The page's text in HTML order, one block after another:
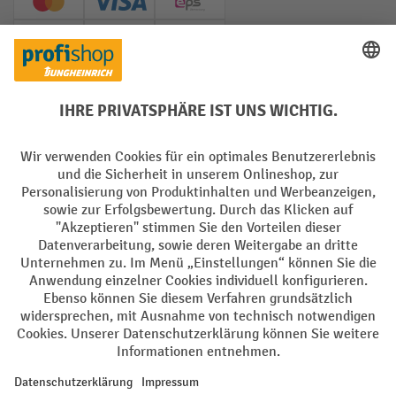
Creditcard (Master)Creditcard (Visa)
EPS
PayPal
Soziale Netzwerke
Impressum Datenschutz
Barrierefreiheit Privacy Settings
Alle Preise exkl. gesetzl. Mehrwertsteuer zzgl.Versandkostenund ggf.
Nachnahmegebühren, wenn nicht anders angegeben.
¹ Der Rabatt gilt so lange der Vorrat reicht. Der Rabatt gilt nicht auf
oder Gutscheinen ist nicht möglich. | ² Der Rabatt wird einmalig bei